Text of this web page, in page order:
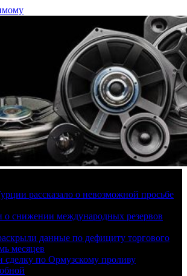
рассказало о невозможной просьбе
о снижении международных резервов
данные по дефициту торгового
месяцев
по Ормузскому проливу